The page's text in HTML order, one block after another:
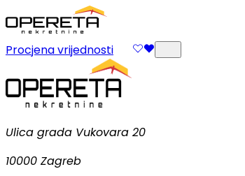
Procjena vrijednosti
Ulica grada Vukovara 20
10000 Zagreb